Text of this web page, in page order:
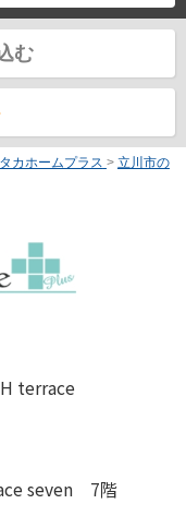
む
カホームプラス > 立川市の
terrace
seven 7階